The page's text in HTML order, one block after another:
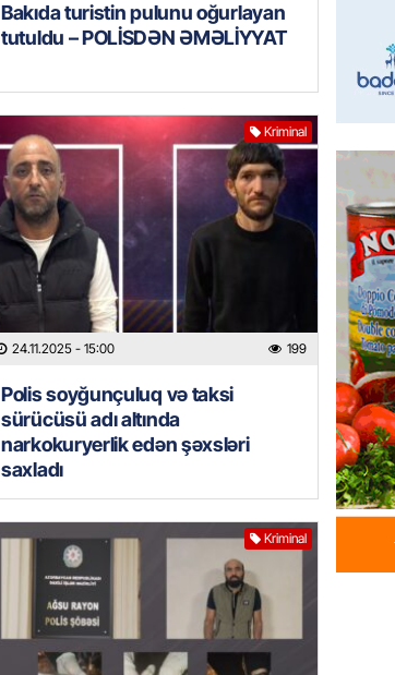
Bakıda turistin pulunu oğurlayan
tutuldu – POLİSDƏN ƏMƏLİYYAT
Kriminal
24.11.2025 - 15:00 199
Polis soyğunçuluq və taksi
sürücüsü adı altında
narkokuryerlik edən şəxsləri
saxladı
Kriminal
GÜNDƏM
Aytən
verildi
GÜNDƏM
HADISƏ